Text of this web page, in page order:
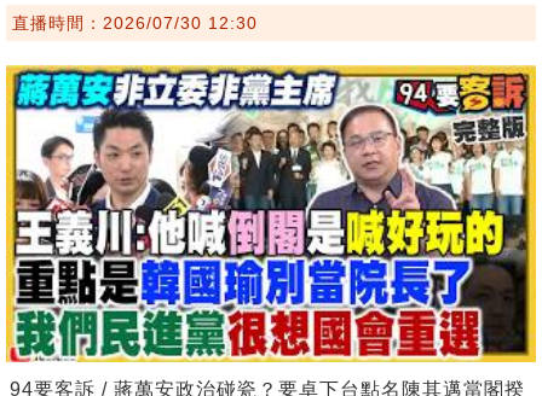
直播時間：2026/07/30 12:30
94要客訴 / 蔣萬安政治碰瓷？要卓下台點名陳其邁當閣揆